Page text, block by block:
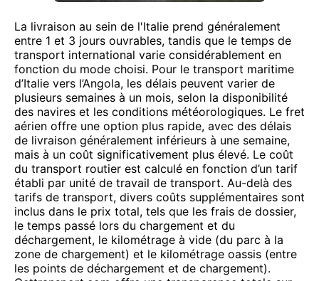
La livraison au sein de l'Italie prend généralement
entre 1 et 3 jours ouvrables, tandis que le temps de
transport international varie considérablement en
fonction du mode choisi. Pour le transport maritime
d’Italie vers l’Angola, les délais peuvent varier de
plusieurs semaines à un mois, selon la disponibilité
des navires et les conditions météorologiques. Le fret
aérien offre une option plus rapide, avec des délais
de livraison généralement inférieurs à une semaine,
mais à un coût significativement plus élevé. Le coût
du transport routier est calculé en fonction d’un tarif
établi par unité de travail de transport. Au-delà des
tarifs de transport, divers coûts supplémentaires sont
inclus dans le prix total, tels que les frais de dossier,
le temps passé lors du chargement et du
déchargement, le kilométrage à vide (du parc à la
zone de chargement) et le kilométrage oassis (entre
les points de déchargement et de chargement).